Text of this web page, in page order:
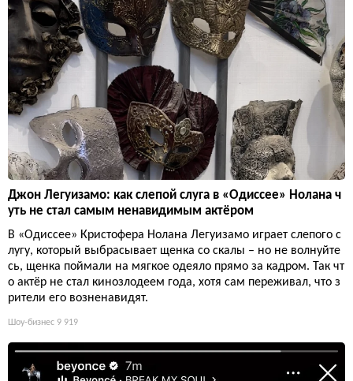
Джон Легуизамо: как слепой слуга в «Одиссее» Нолана ч
уть не стал самым ненавидимым актёром
В «Одиссее» Кристофера Нолана Легуизамо играет слепого с
лугу, который выбрасывает щенка со скалы – но не волнуйте
сь, щенка поймали на мягкое одеяло прямо за кадром. Так чт
о актёр не стал кинозлодеем года, хотя сам переживал, что з
рители его возненавидят.
Шоу-бизнес 9 919